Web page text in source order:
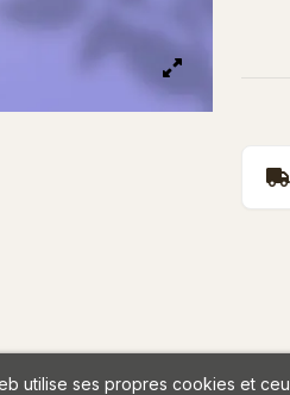
utilise ses propres cookies et